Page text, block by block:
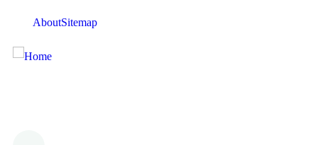
AboutSitemap